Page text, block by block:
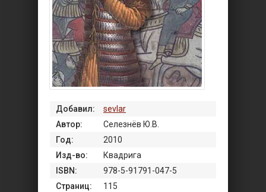
Добавил:
sevlar
Автор:
Селезнёв Ю.В.
Год:
2010
Изд-во:
Квадрига
ISBN:
978-5-91791-047-5
Страниц:
115